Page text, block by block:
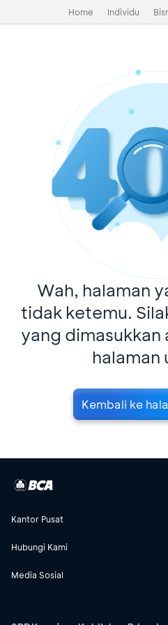
Home Individu
Wah, halaman
tidak ketemu.
yang dimasukkan
halaman
Kembali ke
Kantor Pusat
Hubungi Kami
Media Sosial